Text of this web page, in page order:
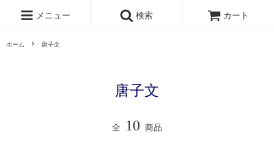
メニュー 検索 カート
ホーム 唐子文
唐子文
全 10 商品